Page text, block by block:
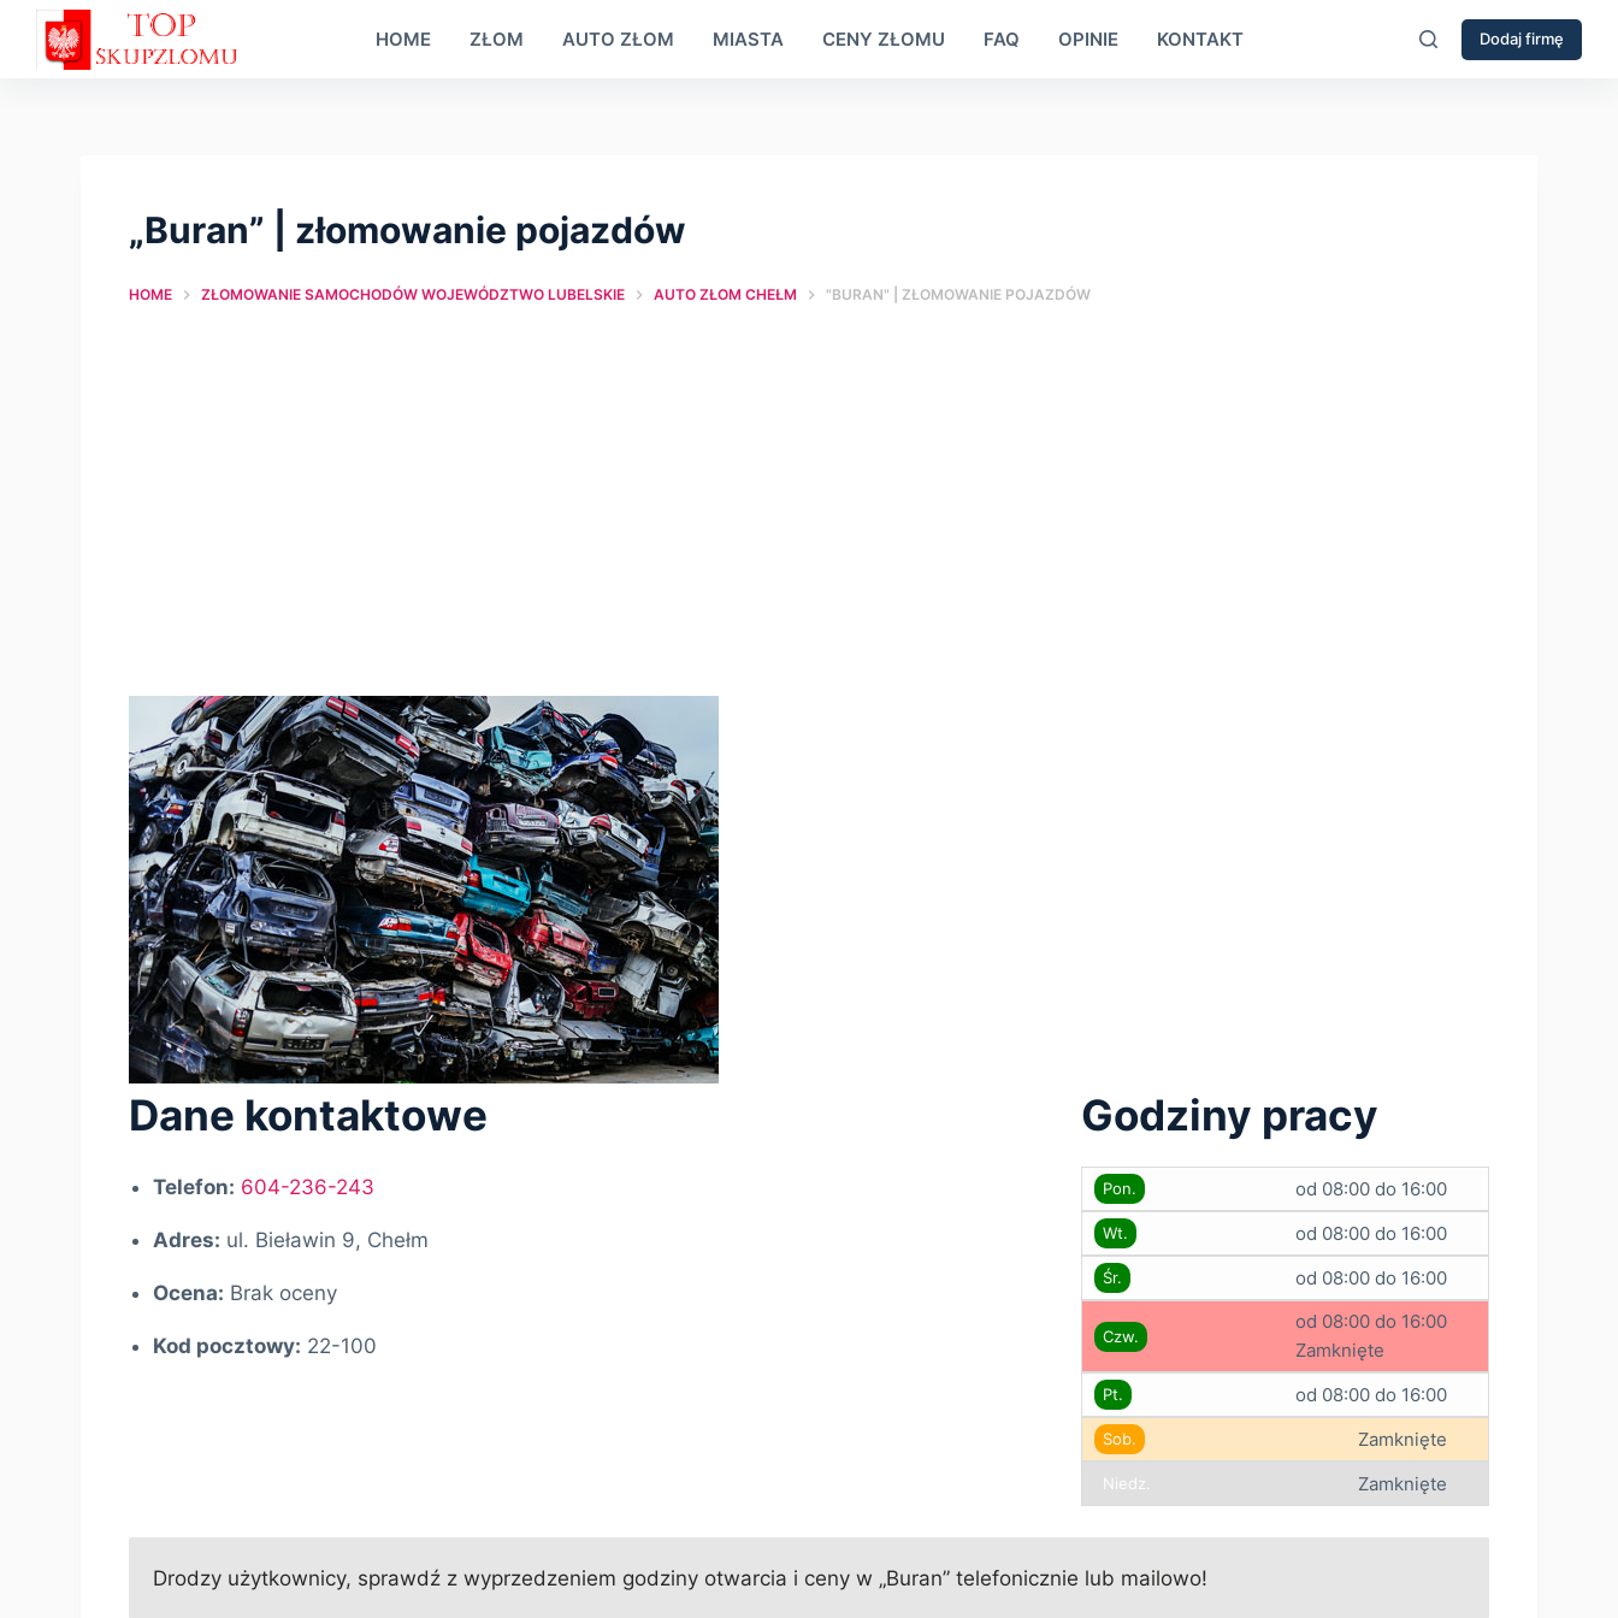
HOME ZŁOM AUTO ZŁOM MIASTA CENY ZŁOMU FAQ OPINIE KONTAKT Dodaj firmę
„Buran” | złomowanie pojazdów
HOME ZŁOMOWANIE SAMOCHODÓW WOJEWÓDZTWO LUBELSKIE AUTO ZŁOM CHEŁM "BURAN" | ZŁOMOWANIE POJAZDÓW
Dane kontaktowe
Telefon: 604-236-243
Adres: ul. Bieławin 9, Chełm
Ocena: Brak oceny
Kod pocztowy: 22-100
Godziny pracy
Pon. od 08:00 do 16:00
Wt. od 08:00 do 16:00
Śr. od 08:00 do 16:00
Czw.
od 08:00 do 16:00
Zamknięte
Pt. od 08:00 do 16:00
Sob. Zamknięte
Niedz. Zamknięte
Drodzy użytkownicy, sprawdź z wyprzedzeniem godziny otwarcia i ceny w „Buran” telefonicznie lub mailowo!